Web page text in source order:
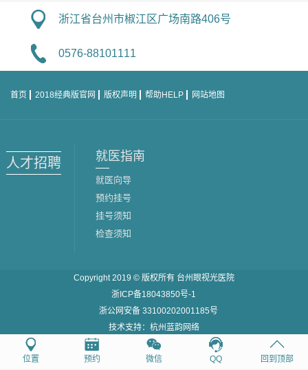
浙江省台州市椒江区广场南路406号
0576-88101111
首页 2018经典版官网 版权声明 帮助HELP 网站地图
人才招聘 就医指南
就医向导
预约挂号
挂号须知
检查须知
Copyright 2019 © 版权所有 台州眼视光医院
浙ICP备18043850号-1
浙公网安备 33100202001185号
技术支持： 杭州蓝韵网络
位置 预约 微信 QQ 回到顶部